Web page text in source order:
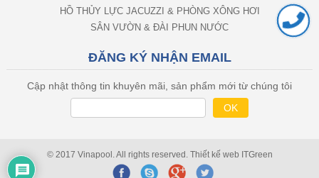
HỒ THỦY LỰC JACUZZI & PHÒNG XÔNG HƠI
SÂN VƯỜN & ĐÀI PHUN NƯỚC
ĐĂNG KÝ NHẬN EMAIL
Cập nhật thông tin khuyên mãi, sản phẩm mới từ chúng tôi
© 2017 Vinapool. All rights reserved. Thiết kế web ITGreen